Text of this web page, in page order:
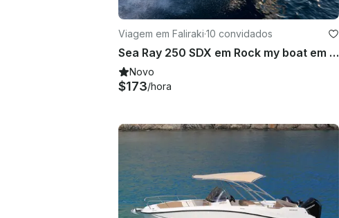
Viagem em Faliraki·10 convidados
Sea Ray 250 SDX em Rock my boat em Rodes
Novo
$173/hora